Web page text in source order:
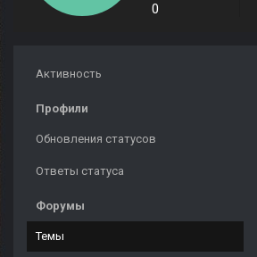
0
Активность
Профили
Обновления статусов
Ответы статуса
Форумы
Темы